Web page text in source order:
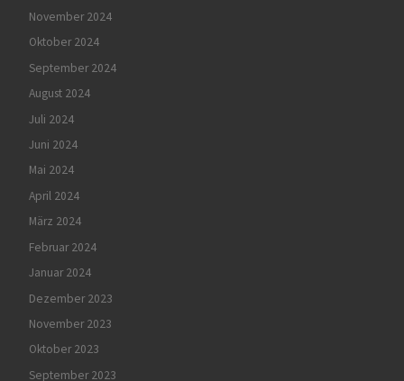
November 2024
Oktober 2024
September 2024
August 2024
Juli 2024
Juni 2024
Mai 2024
April 2024
März 2024
Februar 2024
Januar 2024
Dezember 2023
November 2023
Oktober 2023
September 2023